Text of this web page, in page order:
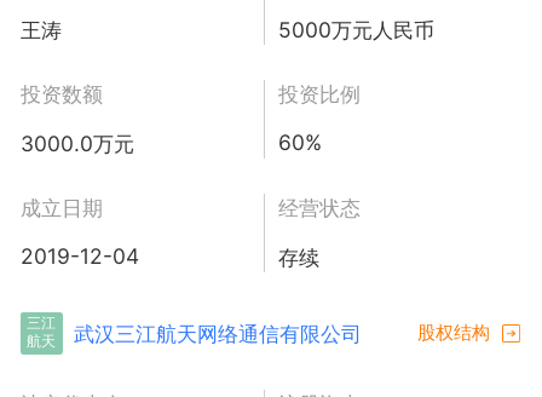
王涛
5000万元人民币
投资数额
3000.0万元
投资比例
60%
成立日期
2019-12-04
经营状态
存续
三江
航天
武汉三江航天网络通信有限公司 股权结构